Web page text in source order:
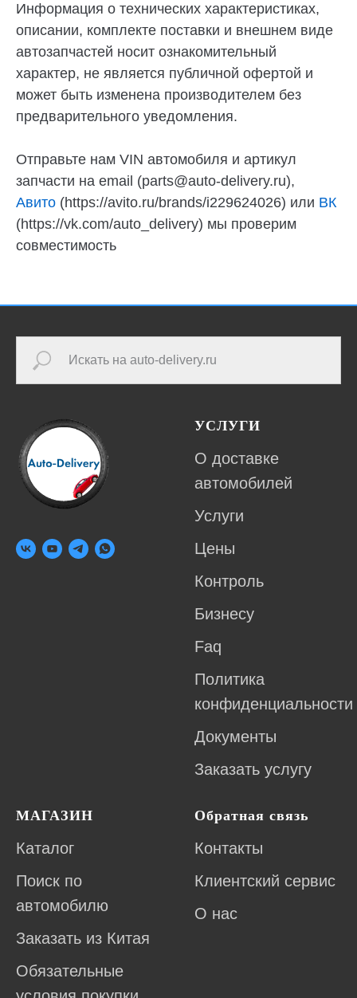
Информация о технических характеристиках,
описании, комплекте поставки и внешнем виде
автозапчастей носит ознакомительный
характер, не является публичной офертой и
может быть изменена производителем без
предварительного уведомления.
Отправьте нам VIN автомобиля и артикул
запчасти на email (parts@auto-delivery.ru),
Авито (https://avito.ru/brands/i229624026) или ВК
(https://vk.com/auto_delivery) мы проверим
совместимость
УСЛУГИ
О доставке
автомобилей
Услуги
Цены
Контроль
Бизнесу
Faq
Политика
конфиденциальности
Документы
Заказать услугу
МАГАЗИН
Каталог
Поиск по
автомобилю
Заказать из Китая
Обязательные
Обратная связь
Контакты
Клиентский сервис
О нас